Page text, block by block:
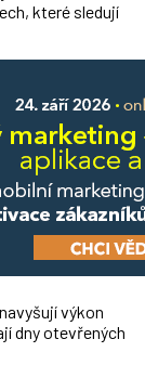
které sledují
výkon
dny otevřených